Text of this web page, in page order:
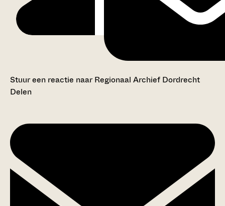
Stuur een reactie naar Regionaal Archief Dordrecht
Delen